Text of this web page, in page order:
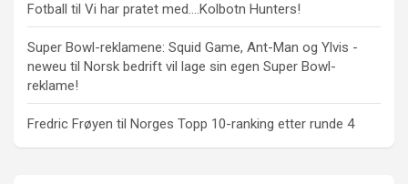
Fotball til Vi har pratet med….Kolbotn Hunters!
Super Bowl-reklamene: Squid Game, Ant-Man og Ylvis -
neweu til Norsk bedrift vil lage sin egen Super Bowl-
reklame!
Fredric Frøyen til Norges Topp 10-ranking etter runde 4